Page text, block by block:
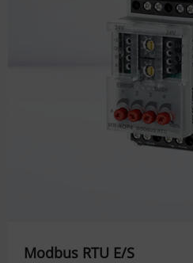
Modbus RTU E/S